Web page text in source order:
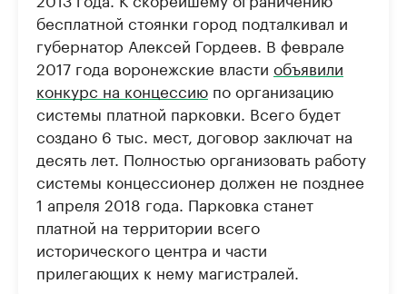
бесплатной стоянки город подталкивал и
губернатор Алексей Гордеев. В феврале
2017 года воронежские власти объявили
конкурс на концессию по организацию
системы платной парковки. Всего будет
создано 6 тыс. мест, договор заключат на
десять лет. Полностью организовать работу
системы концессионер должен не позднее
1 апреля 2018 года. Парковка станет
платной на территории всего
исторического центра и части
прилегающих к нему магистралей.